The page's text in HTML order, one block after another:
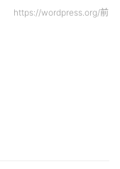
https://wordpress.org/前